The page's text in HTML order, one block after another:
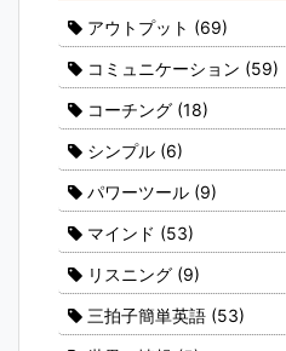
アウトプット (69)
コミュニケーション (59)
コーチング (18)
シンプル (6)
パワーツール (9)
マインド (53)
リスニング (9)
三拍子簡単英語 (53)